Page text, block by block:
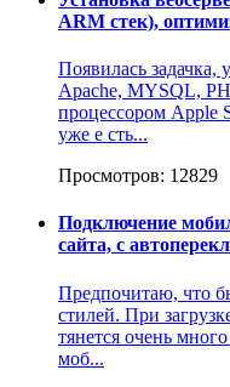
ARM стек),
Появилась задачка,
Apache, MYSQL,
процессором Apple
уже е сть...
Просмотров: 12829
Подключение
сайта, с
Предпочитаю, что
стилей. При
тянется очень
моб...